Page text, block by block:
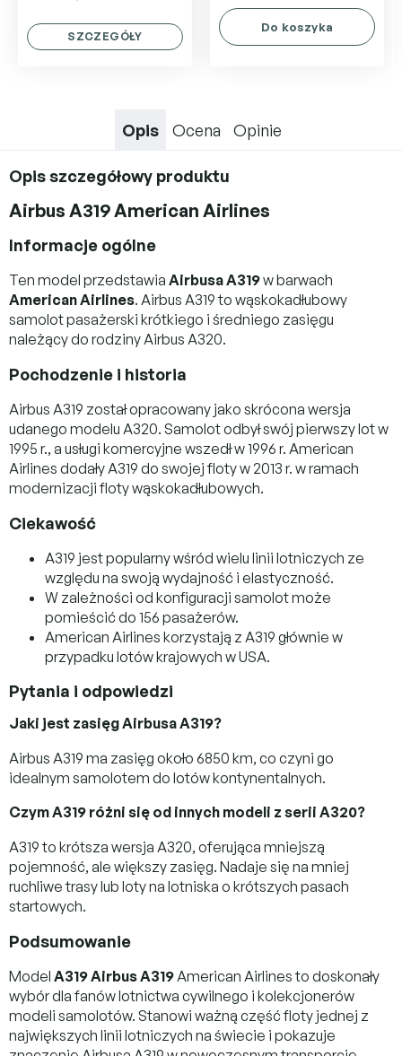
SZCZEGÓŁY
5,0
na
Do koszyka
Opis Ocena Opinie
Opis szczegółowy produktu
Airbus A319 American Airlines
Informacje ogólne
Ten model przedstawia Airbusa A319w barwach
American Airlines. Airbus A319 to wąskokadłubowy
samolot pasażerski krótkiego i średniego zasięgu
należący do rodziny Airbus A320.
Pochodzenie i historia
Airbus A319 został opracowany jako skrócona wersja
udanego modelu A320. Samolot odbył swój pierwszy lot w
1995 r., a usługi komercyjne wszedł w 1996 r. American
Airlines dodały A319 do swojej floty w 2013 r. w ramach
modernizacji floty wąskokadłubowych.
Ciekawość
A319 jest popularny wśród wielu linii lotniczych ze
względu na swoją wydajność i elastyczność.
W zależności od konfiguracji samolot może
pomieścić do 156 pasażerów.
American Airlines korzystają z A319 głównie w
przypadku lotów krajowych w USA.
Pytania i odpowiedzi
Jaki jest zasięg Airbusa A319?
Airbus A319 ma zasięg około 6850 km, co czyni go
idealnym samolotem do lotów kontynentalnych.
Czym A319 różni się od innych modeli z serii A320?
A319 to krótsza wersja A320, oferująca mniejszą
pojemność, ale większy zasięg. Nadaje się na mniej
ruchliwe trasy lub loty na lotniska o krótszych pasach
startowych.
Podsumowanie
Model A319 Airbus A319 American Airlines to doskonały
wybór dla fanów lotnictwa cywilnego i kolekcjonerów
modeli samolotów. Stanowi ważną część floty jednej z
największych linii lotniczych na świecie i pokazuje